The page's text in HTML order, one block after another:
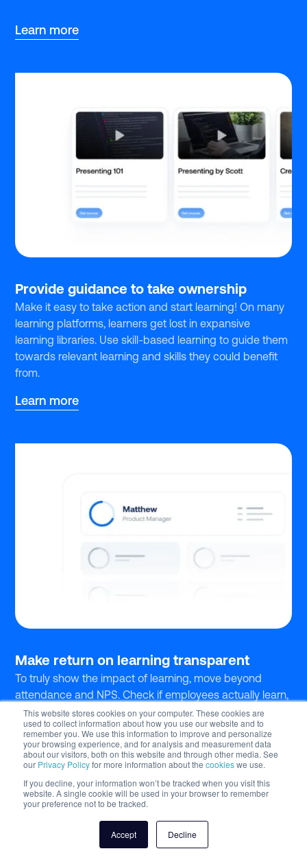
This website stores cookies on your computer. These cookies are
used to collect information about how you use our website and to
remember you. We use this information to improve and personalize
your browsing experience, and for analysis and measurement data
about our visitors, both on this website and through other media. See
our Privacy Policyfor more information about the cookieswe use.
If you decline, your information won’t be tracked when you visit this
website. A single cookie will be used in your browser to remember
your preference not to be tracked.
Accept Decline
Learn more
Provide guidance to take ownership
Make it easy to take action and start learning! On many
learning platforms, learners get lost in expansive
learning libraries. Use skill-based learning to guide them
towards relevant learning and skills they could benefit
from.
Learn more
Make return on learning transparent
To truly show the impact of learning, move beyond
attendance and NPS. Check if employees actually learn,
use new knowledge in daily tasks, and demonstrate
clear skill progression. It’s about real growth, not just
numbers.
Learn more